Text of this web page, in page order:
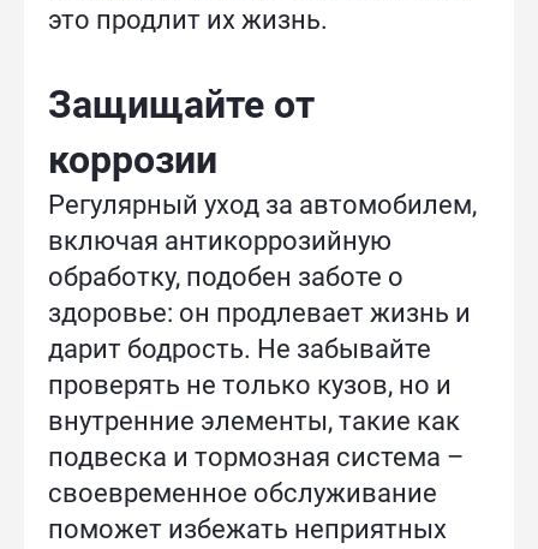
это продлит их жизнь.
Защищайте от
коррозии
Регулярный уход за автомобилем,
включая антикоррозийную
обработку, подобен заботе о
здоровье: он продлевает жизнь и
дарит бодрость. Не забывайте
проверять не только кузов, но и
внутренние элементы, такие как
подвеска и тормозная система –
своевременное обслуживание
поможет избежать неприятных